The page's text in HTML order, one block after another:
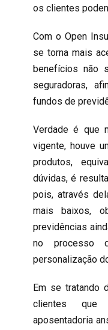
os clientes
Com o Open
se torna mais
benefícios não
seguradoras,
fundos de
Verdade é que
vigente, houve
produtos,
dúvidas, é
pois, através
mais baixos,
previdências
no processo
personalização
Em se tratando
clientes que
aposentadoria